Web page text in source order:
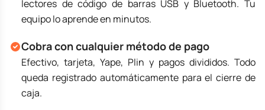
lectores de código de barras USB y Bluetooth. Tu
equipo lo aprende en minutos.
Cobra con cualquier método de pago
Efectivo, tarjeta, Yape, Plin y pagos divididos. Todo
queda registrado automáticamente para el cierre de
caja.